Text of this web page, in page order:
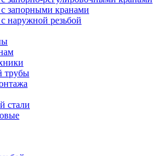
запорными кранами
наружной резьбой
трубы
стали